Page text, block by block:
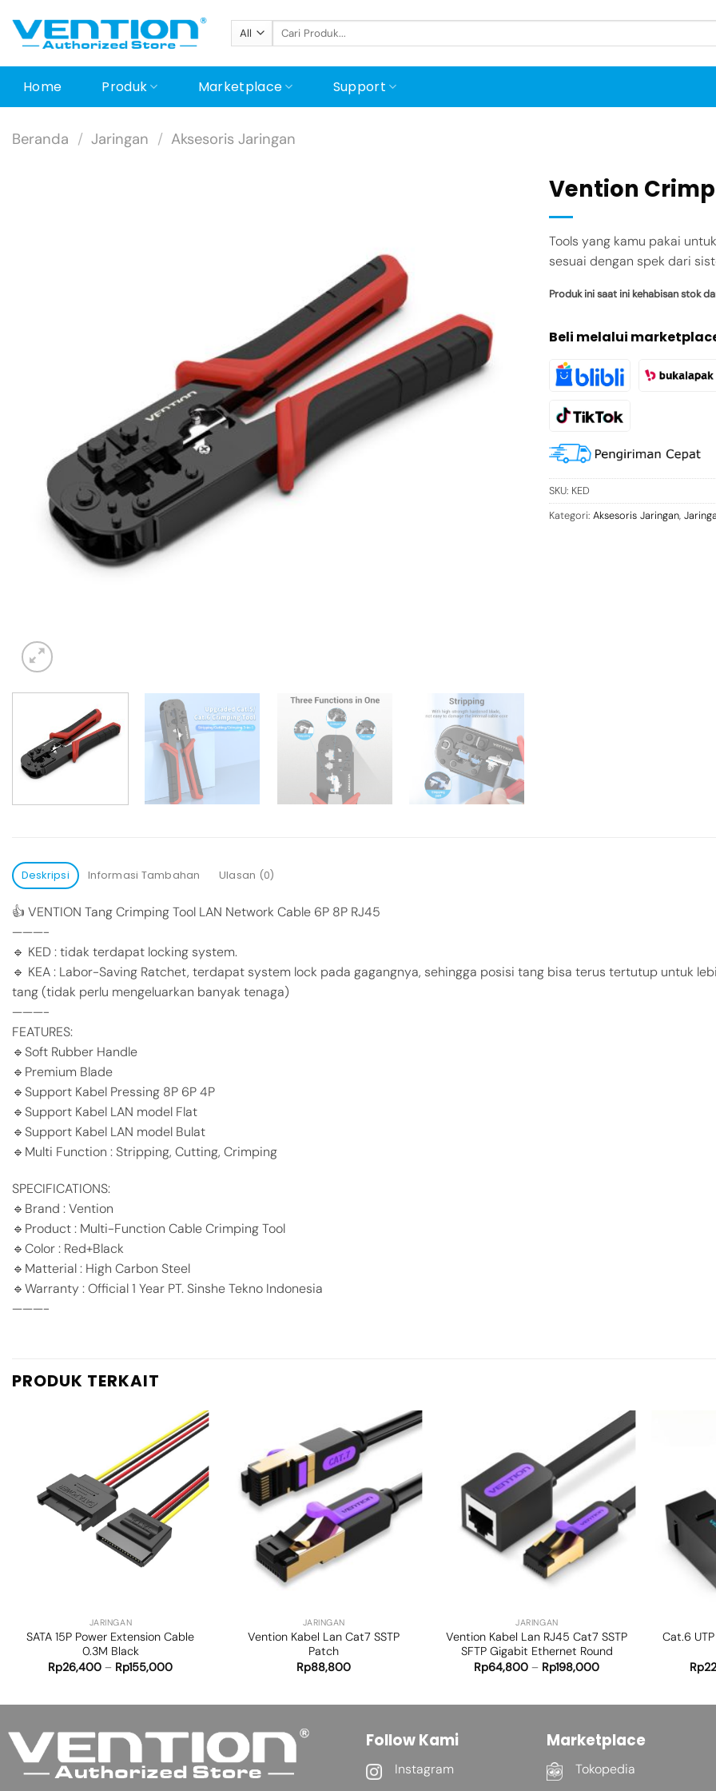
content
Pencarian
Home Produk Marketplace Support
Beranda / Jaringan / Aksesoris Jaringan
Vention
Tools yang kamu pakai
sesuai dengan spek dari
Produk ini saat ini kehabisan stok
Beli melalui
SKU: KED
Kategori: Aksesoris Jaringan,
Deskripsi Informasi Tambahan Ulasan (0)
👍 VENTION Tang Crimping Tool LAN Network Cable 6P 8P RJ45
———-
🔹 KED : tidak terdapat locking system.
🔹 KEA : Labor-Saving Ratchet, terdapat system lock pada gagangnya, sehingga posisi tang bisa terus tertutup untuk
tang (tidak perlu mengeluarkan banyak tenaga)
———-
FEATURES:
🔹Soft Rubber Handle
🔹Premium Blade
🔹Support Kabel Pressing 8P 6P 4P
🔹Support Kabel LAN model Flat
🔹Support Kabel LAN model Bulat
🔹Multi Function : Stripping, Cutting, Crimping
SPECIFICATIONS:
🔹Brand : Vention
🔹Product : Multi-Function Cable Crimping Tool
🔹Color : Red+Black
🔹Matterial : High Carbon Steel
🔹Warranty : Official 1 Year PT. Sinshe Tekno Indonesia
———-
PRODUK TERKAIT
Add to
wishlist
JARINGAN
SATA 15P Power Extension Cable
0.3M Black
Rp26,400 – Rp155,000
Add to
wishlist
JARINGAN
Vention Kabel Lan Cat7 SSTP
Patch
Rp88,800
wishlist
JARINGAN
Vention Kabel Lan RJ45 Cat7 SSTP
SFTP Gigabit Ethernet Round
Rp64,800 – Rp198,000
Cat.6
Rp
Follow Kami
Instagram
Marketplace
Tokopedia